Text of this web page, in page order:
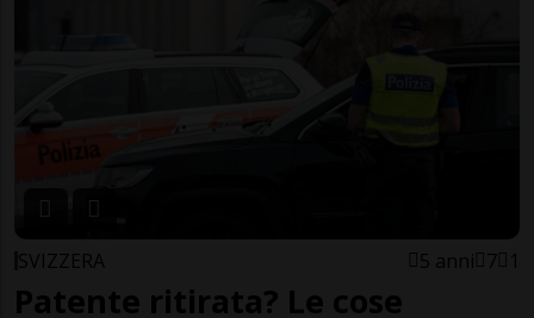
SVIZZERA 5 anni 7 1
Patente ritirata? Le cose